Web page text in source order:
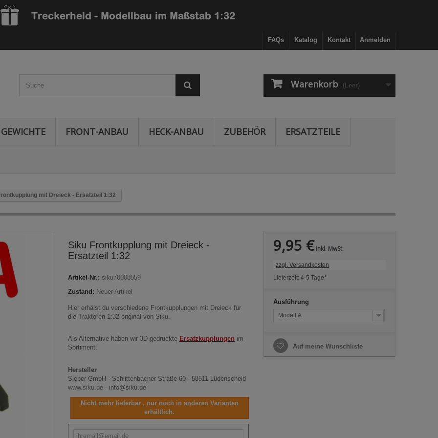
Anmelden
Kontakt
Katalog
FAQs
Warenkorb (Leer)
GEWICHTE FRONT-ANBAU HECK-ANBAU ZUBEHÖR ERSATZTEILE
mit Dreieck - Ersatzteil 1:32
Siku Frontkupplung mit Dreieck -
Ersatzteil 1:32
Artikel-Nr.: siku70008559
Zustand: Neuer Artikel
Hier erhälst du verschiedene Frontkupplungen mit Dreieck für
die Traktoren 1:32 original von Siku.
Als Alternative haben wir 3D gedruckte Ersatzkupplungen im
Sortiment.
Hersteller
Sieper GmbH - Schlittenbacher Straße 60 - 58511 Lüdenscheid
www.siku.de - info@siku.de
Nicht mehr lieferbar , nur noch in anderen Varianten
erhältlich.
9,95 €inkl. MwSt.
zzgl. Versandkosten
Lieferzeit: 4-5 Tage*
Ausführung
Modell A
Auf meine Wunschliste